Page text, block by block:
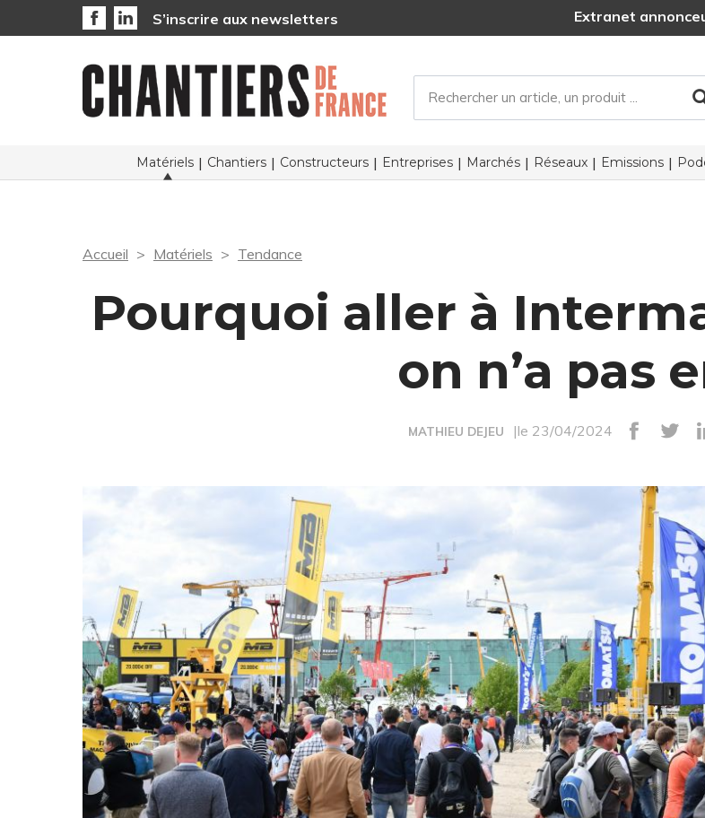
S’inscrire aux newsletters Extranet
Matériels Chantiers Constructeurs Entreprises Marchés Réseaux Emissions
Accueil Matériels Tendance
Pourquoi aller à
on n’a pas
MATHIEU DEJEU |le 23/04/2024